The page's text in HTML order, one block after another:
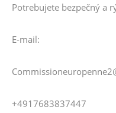
Potrebujete bezpečný a
E-mail:
+4917683837447